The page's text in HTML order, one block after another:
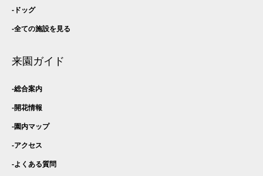
ドッグ
全ての施設を見る
来園ガイド
総合案内
開花情報
園内マップ
アクセス
よくある質問